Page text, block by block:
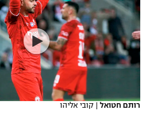
VOD
רץ ברשת
תוצאות
נבחרת ישראל
מכבי חיפה
בית"ר ירושלים
הפועל תל אביב
ליגה ספרדית
ליגה איטלקית
ליגה הולנדית
כדורסל נשים
מכבי תל אביב
הפועל חולון
דני אבדיה
יורוליג
יורוקאפ
טניס
כדוריד
שחייה
רותם חטואל | קובי אליהו